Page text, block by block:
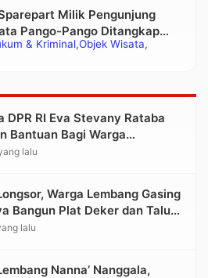
& Kriminal Objek Wisata
Milik Pengunjung
Pango-Pango Ditangkap
DPR RI Eva Stevany Rataba
Bantuan Bagi Warga
Longsor di Buntu Pepasan
lalu
Warga Lembang Gasing
Bangun Plat Deker dan Talut
Antar Lembang
lalu
Nanna’ Nanggala,